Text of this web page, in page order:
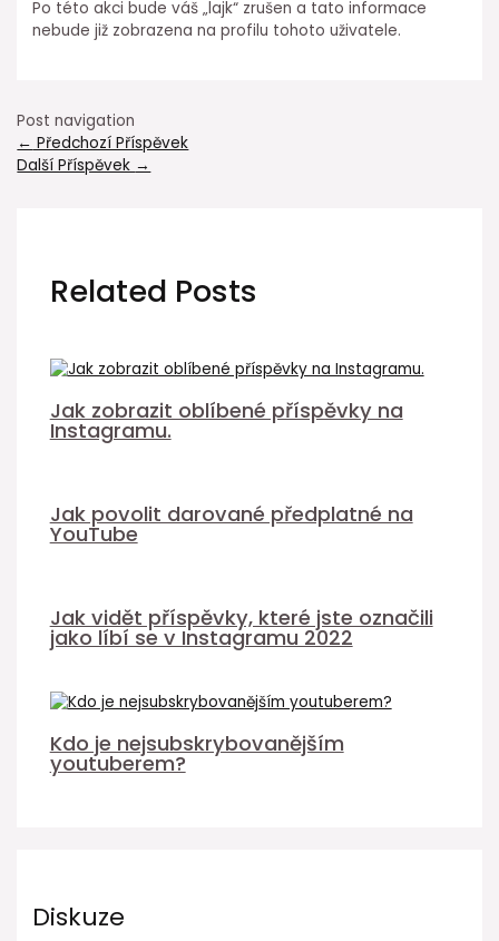
Po této akci bude váš „lajk“ zrušen a tato informace
nebude již zobrazena na profilu tohoto uživatele.
Post navigation
← Předchozí Příspěvek
Další Příspěvek →
Related Posts
Jak zobrazit oblíbené příspěvky na
Instagramu.
Jak povolit darované předplatné na
YouTube
Jak vidět příspěvky, které jste označili
jako líbí se v Instagramu 2022
Kdo je nejsubskrybovanějším
youtuberem?
Diskuze